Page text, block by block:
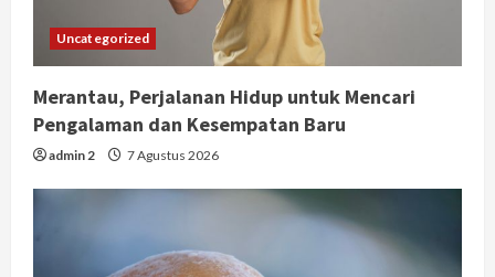
Uncategorized
Merantau, Perjalanan Hidup untuk Mencari
Pengalaman dan Kesempatan Baru
admin 2 7 Agustus 2026